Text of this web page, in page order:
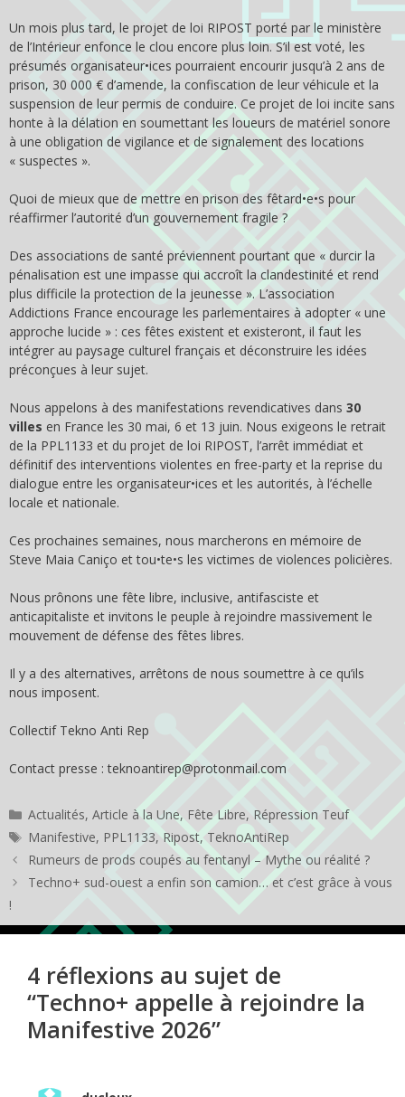
Un mois plus tard, le projet de loi RIPOST porté par le ministère
de l’Intérieur enfonce le clou encore plus loin. S’il est voté, les
présumés organisateur•ices pourraient encourir jusqu’à 2 ans de
prison, 30 000 € d’amende, la confiscation de leur véhicule et la
suspension de leur permis de conduire. Ce projet de loi incite sans
honte à la délation en soumettant les loueurs de matériel sonore
à une obligation de vigilance et de signalement des locations
« suspectes ».
Quoi de mieux que de mettre en prison des fêtard•e•s pour
réaffirmer l’autorité d’un gouvernement fragile ?
Des associations de santé préviennent pourtant que « durcir la
pénalisation est une impasse qui accroît la clandestinité et rend
plus difficile la protection de la jeunesse ». L’association
Addictions France encourage les parlementaires à adopter « une
approche lucide » : ces fêtes existent et existeront, il faut les
intégrer au paysage culturel français et déconstruire les idées
préconçues à leur sujet.
Nous appelons à des manifestations revendicatives dans 30
villes en France les 30 mai, 6 et 13 juin. Nous exigeons le retrait
de la PPL1133 et du projet de loi RIPOST, l’arrêt immédiat et
définitif des interventions violentes en free-party et la reprise du
dialogue entre les organisateur•ices et les autorités, à l’échelle
locale et nationale.
Ces prochaines semaines, nous marcherons en mémoire de
Steve Maia Caniço et tou•te•s les victimes de violences policières.
Nous prônons une fête libre, inclusive, antifasciste et
anticapitaliste et invitons le peuple à rejoindre massivement le
mouvement de défense des fêtes libres.
Il y a des alternatives, arrêtons de nous soumettre à ce qu’ils
nous imposent.
Collectif Tekno Anti Rep
Contact presse : teknoantirep@protonmail.com
Catégories
Actualités,Article à la Une, Fête Libre, Répression Teuf
Étiquettes
Manifestive, PPL1133,Ripost,TeknoAntiRep
Rumeurs de prods coupés au fentanyl – Mythe ou réalité ?
Techno+ sud-ouest a enfin son camion… et c’est grâce à vous
!
4 réflexions au sujet de
“Techno+ appelle à rejoindre la
Manifestive 2026”